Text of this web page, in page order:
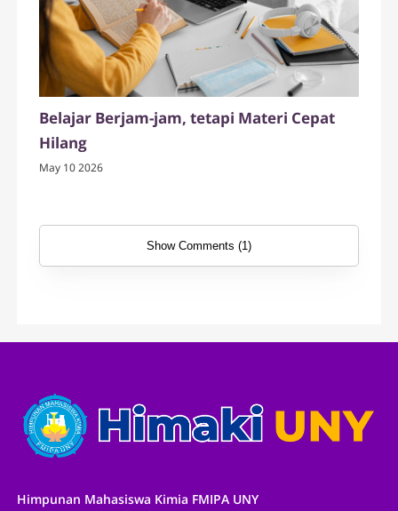
Belajar Berjam-jam, tetapi Materi Cepat
Hilang
May 10 2026
Show Comments (1)
Himpunan Mahasiswa Kimia FMIPA UNY